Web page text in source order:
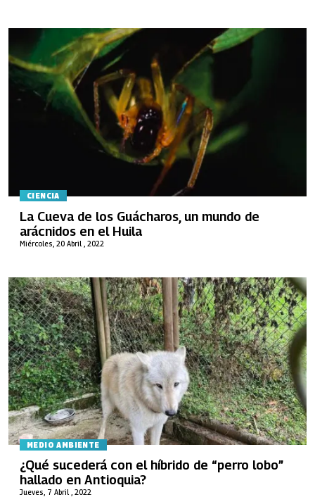
CIENCIA
Miércoles, 20 Abril , 2022
La Cueva de los Guácharos, un mundo de
arácnidos en el Huila
MEDIO AMBIENTE
Jueves, 7 Abril , 2022
¿Qué sucederá con el híbrido de “perro lobo”
hallado en Antioquia?